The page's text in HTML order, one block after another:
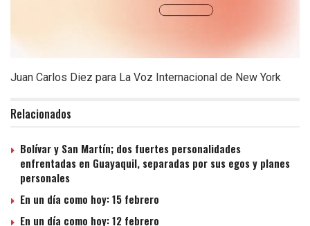
Juan Carlos Diez para La Voz Internacional de New York
Relacionados
Bolívar y San Martín; dos fuertes personalidades
enfrentadas en Guayaquil, separadas por sus egos y planes
personales
En un día como hoy: 15 febrero
En un día como hoy: 12 febrero